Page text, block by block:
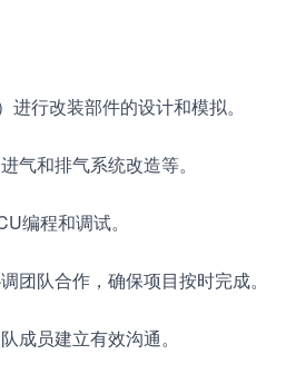
行改装部件的设计和模拟。
气和排气系统改造等。
编程和调试。
团队合作，确保项目按时完成。
成员建立有效沟通。